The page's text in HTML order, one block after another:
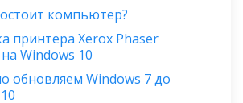
компьютер?
принтера Xerox Phaser
Windows 10
обновляем Windows 7 до